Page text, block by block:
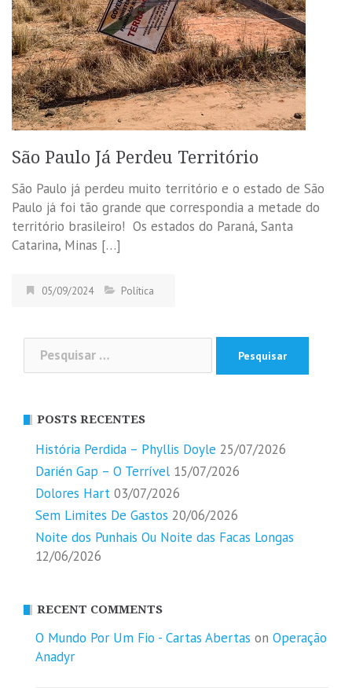
São Paulo Já Perdeu Território
São Paulo já perdeu muito território e o estado de São
Paulo já foi tão grande que correspondia a metade do
território brasileiro! Os estados do Paraná, Santa
Catarina, Minas […]
05/09/2024 Política
Pesquisar
por:
POSTS RECENTES
História Perdida – Phyllis Doyle 25/07/2026
Darién Gap – O Terrível 15/07/2026
Dolores Hart 03/07/2026
Sem Limites De Gastos 20/06/2026
Noite dos Punhais Ou Noite das Facas Longas
12/06/2026
RECENT COMMENTS
O Mundo Por Um Fio - Cartas Abertas on Operação
Anadyr